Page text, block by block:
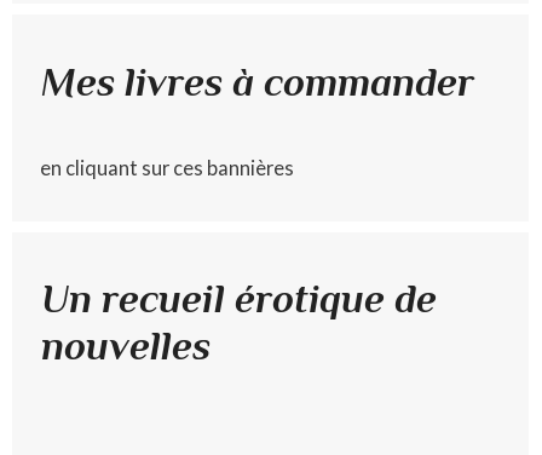
Mes livres à commander
en cliquant sur ces bannières
Un recueil érotique de
nouvelles